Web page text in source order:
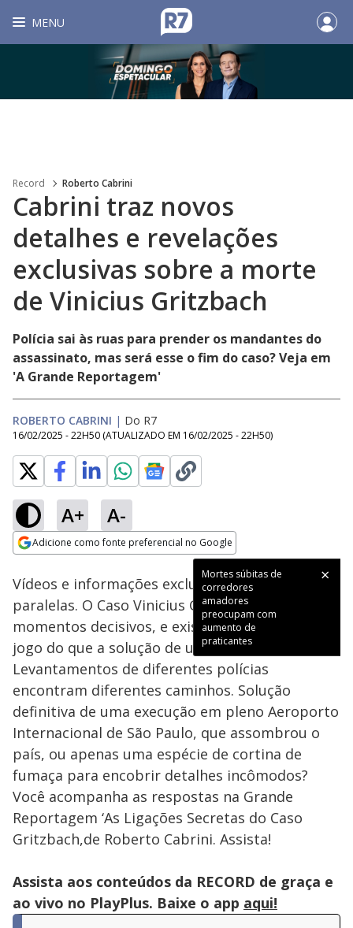
MENU
Record Roberto Cabrini
Cabrini traz novos
detalhes e revelações
exclusivas sobre a morte
de Vinicius Gritzbach
Polícia sai às ruas para prender os mandantes do
assassinato, mas será esse o fim do caso? Veja em
'A Grande Reportagem'
ROBERTO CABRINI | Do R7
16/02/2025 - 22H50 (ATUALIZADO EM 16/02/2025 - 22H50)
A+ A-
Adicione como fonte preferencial no Google
Mortes súbitas de
corredores
amadores
preocupam com
aumento de
praticantes
Ativar
Loaded:
6.98%
Vídeos e informações exclusivas. Investigações
paralelas. O Caso Vinicius Gritzbach vive
momentos decisivos, e existe muito mais em
jogo do que a solução de um caso emblemático.
Levantamentos de diferentes polícias
encontram diferentes caminhos. Solução
definitiva de uma execução em pleno Aeroporto
Internacional de São Paulo, que assombrou o
país, ou apenas uma espécie de cortina de
fumaça para encobrir detalhes incômodos?
Você acompanha as respostas na Grande
Reportagem ‘As Ligações Secretas do Caso
Gritzbach,de Roberto Cabrini. Assista!
Assista aos conteúdos da RECORD de graça e
ao vivo no PlayPlus. Baixe o app aqui!